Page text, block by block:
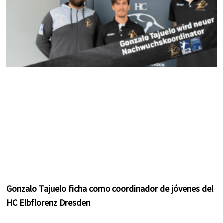
Gonzalo Tajuelo ficha como coordinador de jóvenes del
HC Elbflorenz Dresden